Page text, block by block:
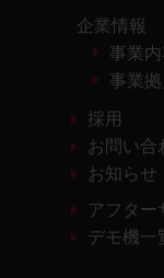
企業情報
事業
事業
採用
お問い合
お知らせ
アフター
デモ機一